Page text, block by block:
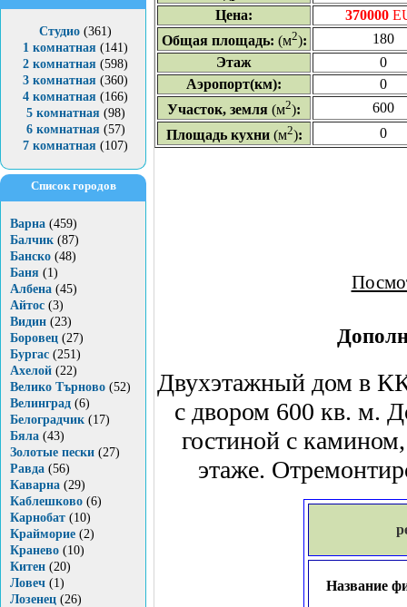
Студио (361)
1 комнатная (141)
2 комнатная (598)
3 комнатная (360)
4 комнатная (166)
5 комнатная (98)
6 комнатная (57)
7 комнатная (107)
Список городов
Варна (459)
Балчик (87)
Банско (48)
Баня (1)
Албена (45)
Айтос (3)
Видин (23)
Боровец (27)
Бургас (251)
Ахелой (22)
Велико Търново (52)
Велинград (6)
Белоградчик (17)
Бяла (43)
Золотые пески (27)
Равда (56)
Каварна (29)
Каблешково (6)
Карнобат (10)
Крайморие (2)
Кранево (10)
Китен (20)
Ловеч (1)
Лозенец (26)
Цена:
370000
Общая площадь: (м2):
180
Этаж
0
Аэропорт(км):
0
Участок, земля (м2):
600
Площадь кухни(м2): 0
Двухэтажный дом в
с двором 600 кв. м.
гостиной с
этаже.
Название